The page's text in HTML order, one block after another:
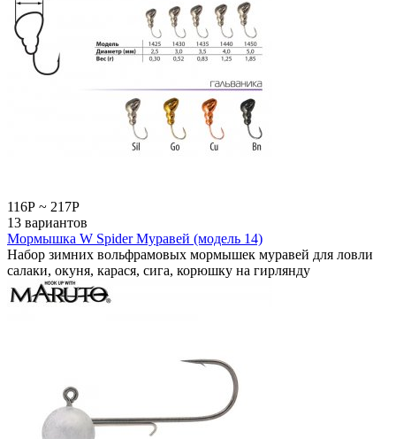
116Р ~ 217Р
13 вариантов
Мормышка W Spider Муравей (модель 14)
Набор зимних вольфрамовых мормышек муравей для ловли
салаки, окуня, карася, сига, корюшку на гирлянду